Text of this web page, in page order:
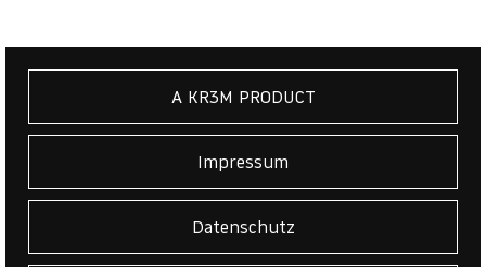
A KR3M PRODUCT
Impressum
Datenschutz